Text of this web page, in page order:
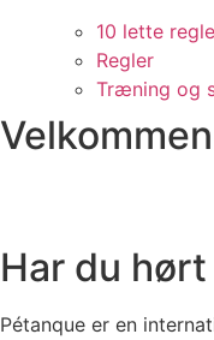
10 lette
Regler
Træning og
Velkommen
Har du
Pétanque er en